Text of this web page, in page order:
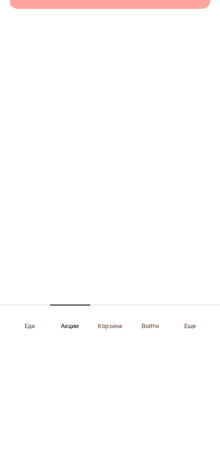
Еда Акции Корзина Войти Еще